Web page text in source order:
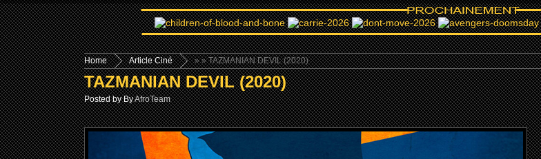
Home »
Article Ciné » TAZMANIAN DEVIL (2020)
TAZMANIAN DEVIL (2020)
Posted by ByAfroTeam